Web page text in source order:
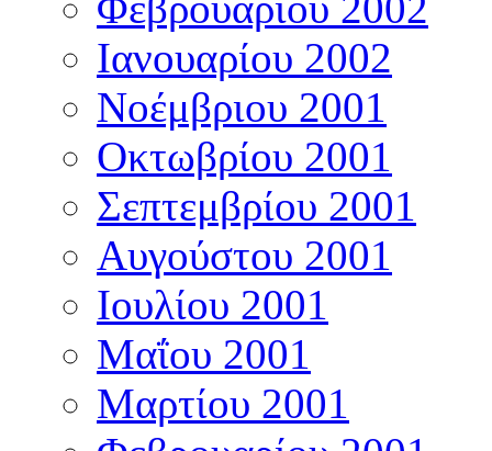
Ιανουαρίου 2002
Νοέμβριου 2001
Οκτωβρίου 2001
Σεπτεμβρίου 2001
Αυγούστου 2001
Ιουλίου 2001
Μαΐου 2001
Μαρτίου 2001